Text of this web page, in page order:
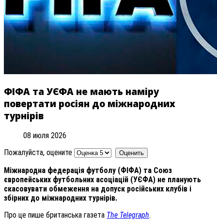
ФІФА та УЄФА не мають наміру
повертати росіян до міжнародних
турнірів
08 июля 2026
Пожалуйста, оцените
Міжнародна федерація футболу (ФІФА) та Союз
європейських футбольних асоціацій (УЄФА) не планують
скасовувати обмеження на допуск російських клубів і
збірних до міжнародних турнірів.
Про це пише британська газета The Telegraph.